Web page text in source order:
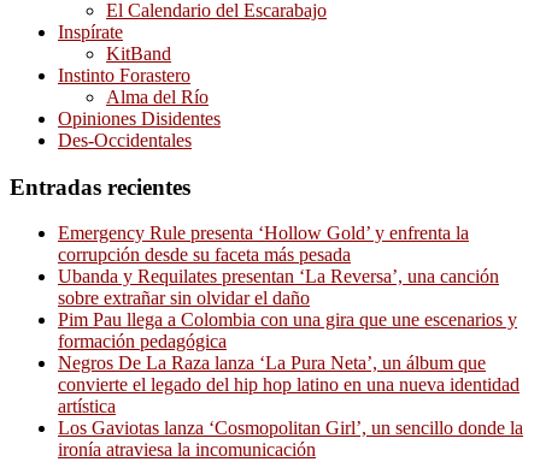
El Calendario del Escarabajo
Inspírate
KitBand
Instinto Forastero
Alma del Río
Opiniones Disidentes
Des-Occidentales
Entradas recientes
Emergency Rule presenta ‘Hollow Gold’ y enfrenta la
corrupción desde su faceta más pesada
Ubanda y Requilates presentan ‘La Reversa’, una canción
sobre extrañar sin olvidar el daño
Pim Pau llega a Colombia con una gira que une escenarios y
formación pedagógica
Negros De La Raza lanza ‘La Pura Neta’, un álbum que
convierte el legado del hip hop latino en una nueva identidad
artística
Los Gaviotas lanza ‘Cosmopolitan Girl’, un sencillo donde la
ironía atraviesa la incomunicación